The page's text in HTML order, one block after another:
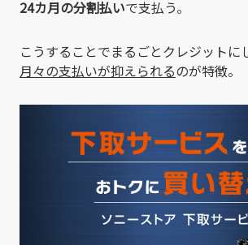
24カ月の分割払いで支払う。
こうすることでまるごとクレジットに
月々の支払いが抑えられるのが特徴。